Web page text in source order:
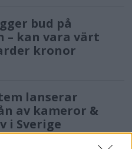
bud på
– kan vara värt
kronor
lanserar
av kameror &
i Sverige